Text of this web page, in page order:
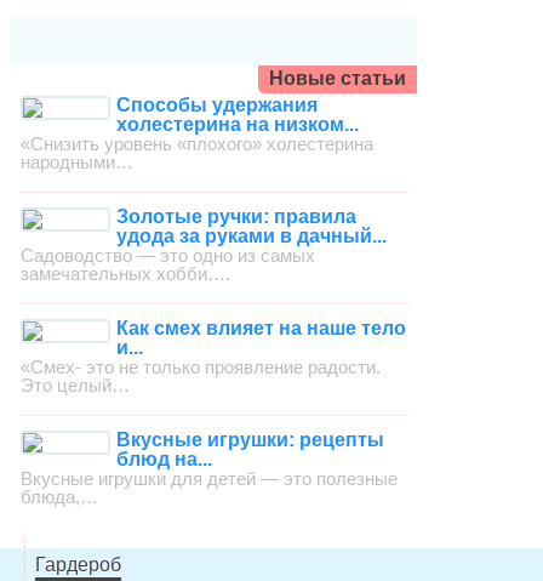
Новые статьи
Способы удержания
холестерина на низком...
«Снизить уровень «плохого» холестерина
народными…
Золотые ручки: правила
удода за руками в дачный...
Садоводство — это одно из самых
замечательных хобби….
Как смех влияет на наше тело
и...
«Смех- это не только проявление радости.
Это целый…
Вкусные игрушки: рецепты
блюд на...
Вкусные игрушки для детей — это полезные
блюда,…
Гардероб